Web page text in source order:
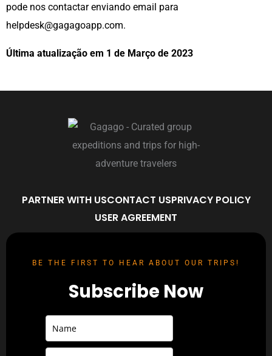
pode nos contactar enviando email para
helpdesk@gagagoapp.com.
Última atualização em 1 de Março de 2023
PARTNER WITH USCONTACT USPRIVACY POLICY
USER AGREEMENT
BE THE FIRST TO HEAR ABOUT OUR TRIPS!
Subscribe Now